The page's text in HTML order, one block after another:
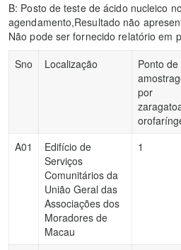
B: Posto de teste de ácido nucleico
agendamento,Resultado não
Não pode ser fornecido relatório em
Sno
Localização
Ponto de
por
A01
Edifício de
Serviços
Comunitários da
União Geral das
Associações dos
Moradores de
Macau
1